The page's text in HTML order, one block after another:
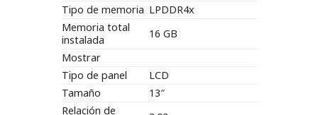
Tipo de memoria LPDDR4x
Memoria total
instalada
16 GB
Mostrar
Tipo de panel
LCD
Tamaño
13″
Relación de